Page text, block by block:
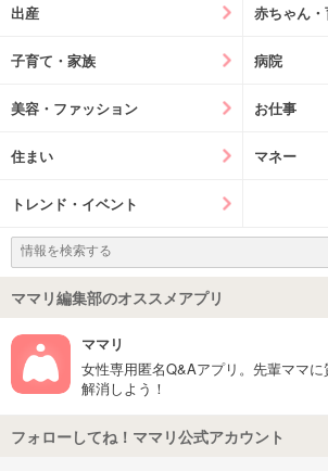
出産 赤ちゃん
子育て・家族 病院
美容・ファッション お仕事
住まい マネー
トレンド・イベント
ママリ編集部のオススメアプリ
ママリ
女性専用匿名Q&Aアプリ。先輩ママ
解消しよう！
フォローしてね！ママリ公式アカウント